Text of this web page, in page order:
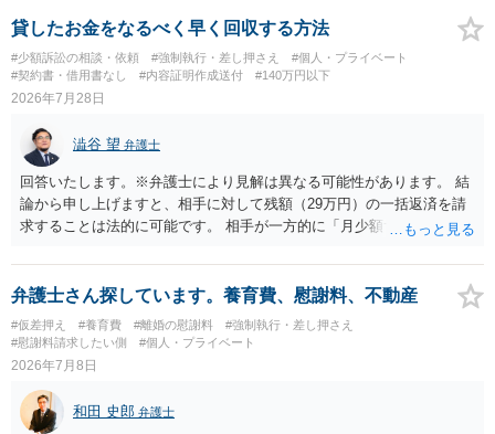
貸したお金をなるべく早く回収する方法
#少額訴訟の相談・依頼 #強制執行・差し押さえ
#個人・プライベート
#契約書・借用書なし
#内容証明作成送付 #140万円以下
2026年7月28日
澁谷 望 弁護士
回答いたします。※弁護士により見解は異なる可能性があります。 結
論から申し上げますと、相手に対して残額（29万円）の一括返済を請
求することは法的に可能です。 相手が一方的に「月少額ずつ返す」と
は成立していません。当初の返済期日も過ぎているため、一括返済を
求める権利があります。 具体的には、以下の手順で進めるのが効果的
です。 分割拒否と一括請求の通知：PayPayのメッセージ等で「分割
払いには同意していないため、残額の一括払いを求める」旨を明確に
伝えます。 相手の本名・住所の確認：応じない場合に法的手段（少額
まず本名や住所の特定を進めてください。 相手が購入した高額商品
（Switch2等）の事実も踏まえ、応じない場合は法的措置を辞さない姿
弁護士さん探しています。養育費、慰謝料、不動産
#仮差押え #養育費 #離婚の慰謝料
#強制執行・差し押さえ
#慰謝料請求したい側
#個人・プライベート
2026年7月8日
和田 史郎 弁護士